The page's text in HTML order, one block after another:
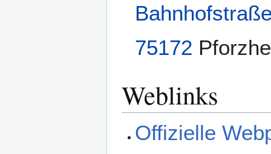
75172
Weblinks
Offizielle